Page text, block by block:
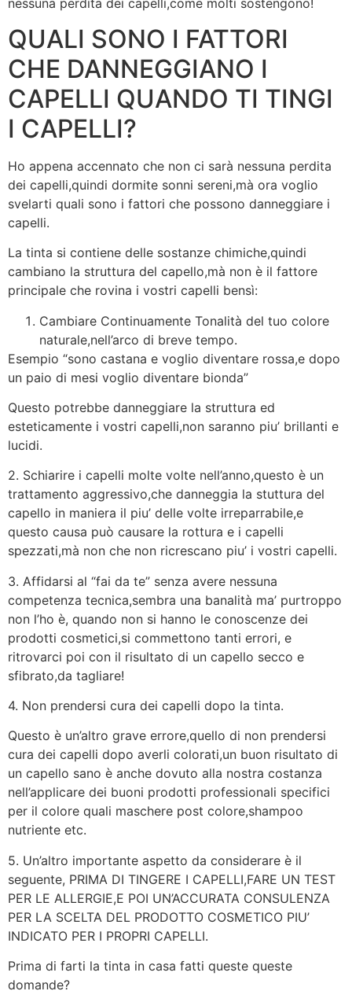
nessuna perdita dei capelli,come molti sostengono!
QUALI SONO I FATTORI
CHE DANNEGGIANO I
CAPELLI QUANDO TI TINGI
I CAPELLI?
Ho appena accennato che non ci sarà nessuna perdita
dei capelli,quindi dormite sonni sereni,mà ora voglio
svelarti quali sono i fattori che possono danneggiare i
capelli.
La tinta si contiene delle sostanze chimiche,quindi
cambiano la struttura del capello,mà non è il fattore
principale che rovina i vostri capelli bensì:
Cambiare Continuamente Tonalità del tuo colore
naturale,nell’arco di breve tempo.
Esempio “sono castana e voglio diventare rossa,e dopo
un paio di mesi voglio diventare bionda”
Questo potrebbe danneggiare la struttura ed
esteticamente i vostri capelli,non saranno piu’ brillanti e
lucidi.
2. Schiarire i capelli molte volte nell’anno,questo è un
trattamento aggressivo,che danneggia la stuttura del
capello in maniera il piu’ delle volte irreparrabile,e
questo causa può causare la rottura e i capelli
spezzati,mà non che non ricrescano piu’ i vostri capelli.
3. Affidarsi al “fai da te” senza avere nessuna
competenza tecnica,sembra una banalità ma’ purtroppo
non l’ho è, quando non si hanno le conoscenze dei
prodotti cosmetici,si commettono tanti errori, e
ritrovarci poi con il risultato di un capello secco e
sfibrato,da tagliare!
4. Non prendersi cura dei capelli dopo la tinta.
Questo è un’altro grave errore,quello di non prendersi
cura dei capelli dopo averli colorati,un buon risultato di
un capello sano è anche dovuto alla nostra costanza
nell’applicare dei buoni prodotti professionali specifici
per il colore quali maschere post colore,shampoo
nutriente etc.
5. Un’altro importante aspetto da considerare è il
seguente, PRIMA DI TINGERE I CAPELLI,FARE UN TEST
PER LE ALLERGIE,E POI UN’ACCURATA CONSULENZA
PER LA SCELTA DEL PRODOTTO COSMETICO PIU’
INDICATO PER I PROPRI CAPELLI.
Prima di farti la tinta in casa fatti queste queste
domande?